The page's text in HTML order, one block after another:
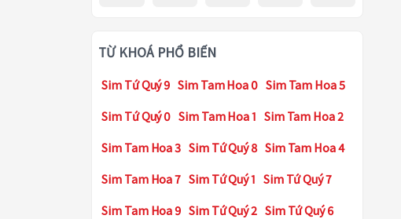
TỪ KHOÁ PHỔ BIẾN
Sim Tứ Quý 9 Sim Tam Hoa 0 Sim Tam Hoa 5
Sim Tứ Quý 0 Sim Tam Hoa 1 Sim Tam Hoa 2
Sim Tam Hoa 3 Sim Tứ Quý 8 Sim Tam Hoa 4
Sim Tam Hoa 7 Sim Tứ Quý 1 Sim Tứ Quý 7
Sim Tam Hoa 9 Sim Tứ Quý 2 Sim Tứ Quý 6